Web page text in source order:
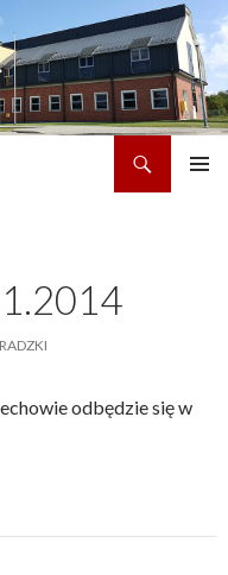
odbędzie się w